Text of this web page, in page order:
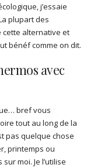
j’essaie
plupart des
alternative et
bénéf comme on dit.
avec
bref vous
tout au long de la
pas quelque chose
printemps ou
moi. Je l’utilise